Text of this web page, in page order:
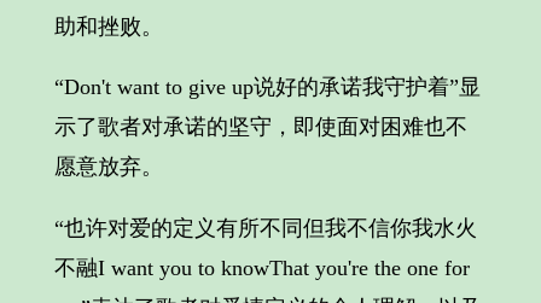
助和挫败。
“Don't want to give up说好的承诺我守护着”显
示了歌者对承诺的坚守，即使面对困难也不
愿意放弃。
“也许对爱的定义有所不同但我不信你我水火
不融I want you to knowThat you're the one for